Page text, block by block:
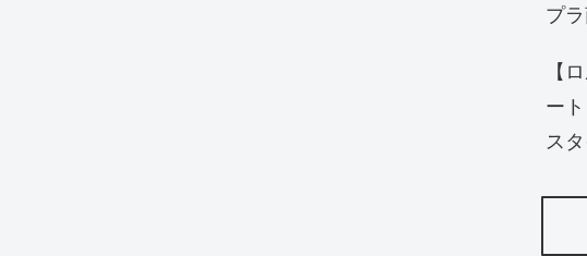
プ
【
ー
ス